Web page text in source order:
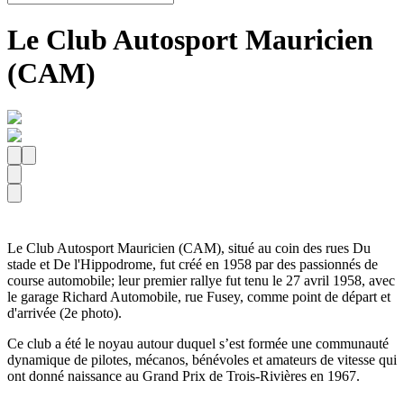
Le Club Autosport Mauricien
(CAM)
Le Club Autosport Mauricien (CAM), situé au coin des rues Du
stade et De l'Hippodrome, fut créé en 1958 par des passionnés de
course automobile; leur premier rallye fut tenu le 27 avril 1958, avec
le garage Richard Automobile, rue Fusey, comme point de départ et
d'arrivée (2e photo).
Ce club a été le noyau autour duquel s’est formée une communauté
dynamique de pilotes, mécanos, bénévoles et amateurs de vitesse qui
ont donné naissance au Grand Prix de Trois-Rivières en 1967.